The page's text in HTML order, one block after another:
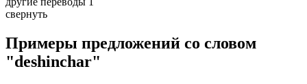
свернуть
Примеры предложений со словом
"deshinchar"